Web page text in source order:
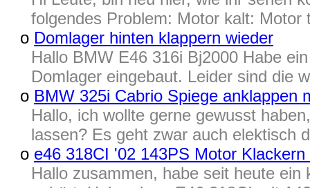
folgendes Problem: Motor kalt:
o Domlager hinten klappern wieder
Hallo BMW E46 316i Bj2000 Habe
Domlager eingebaut. Leider sind die
o BMW 325i Cabrio Spiege anklappen
Hallo, ich wollte gerne gewusst
lassen? Es geht zwar auch elektisch
o e46 318CI '02 143PS Motor
Hallo zusammen, habe seit heute